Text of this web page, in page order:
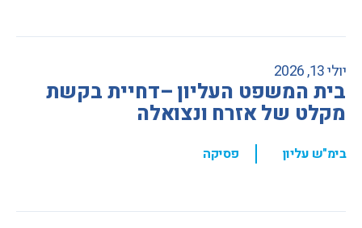
יולי 13, 2026
בית המשפט העליון –דחיית בקשת
מקלט של אזרח ונצואלה
בימ"ש עליון , פסיקה